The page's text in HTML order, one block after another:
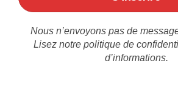
Nous n’envoyons pas de
Lisez notre politique de
d’informations.